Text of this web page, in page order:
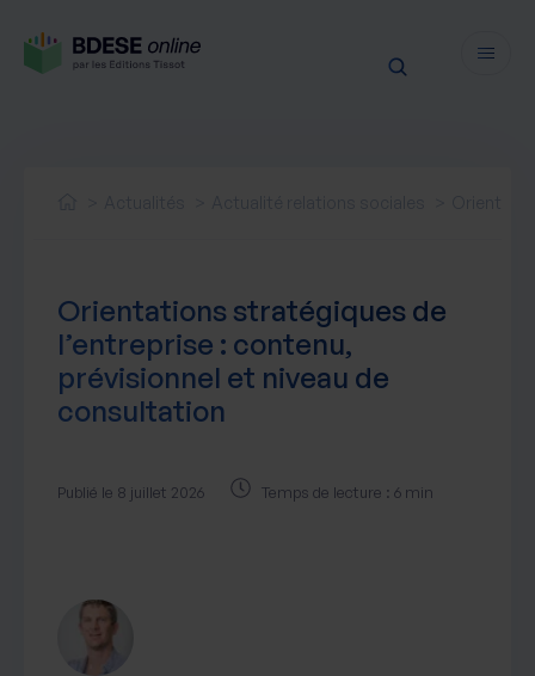
Actualités produit
Notre newsletter
Nos webinaires
Nos livres blancs
Orientations stratégiques de
l’entreprise : contenu,
prévisionnel et niveau de
consultation
Publié le 8 juillet 2026 Temps de lecture : 6 min